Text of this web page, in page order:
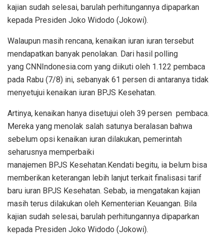
kajian sudah selesai, barulah perhitungannya dipaparkan
kepada Presiden Joko Widodo (Jokowi).
Walaupun masih rencana, kenaikan iuran iuran tersebut
mendapatkan banyak penolakan. Dari hasil polling
yang CNNIndonesia.com yang diikuti oleh 1.122 pembaca
pada Rabu (7/8) ini, sebanyak 61 persen di antaranya tidak
menyetujui kenaikan iuran BPJS Kesehatan.
Artinya, kenaikan hanya disetujui oleh 39 persen pembaca.
Mereka yang menolak salah satunya beralasan bahwa
sebelum opsi kenaikan iuran dilakukan, pemerintah
seharusnya memperbaiki
manajemen BPJS Kesehatan.Kendati begitu, ia belum bisa
memberikan keterangan lebih lanjut terkait finalisasi tarif
baru iuran BPJS Kesehatan. Sebab, ia mengatakan kajian
masih terus dilakukan oleh Kementerian Keuangan. Bila
kajian sudah selesai, barulah perhitungannya dipaparkan
kepada Presiden Joko Widodo (Jokowi).